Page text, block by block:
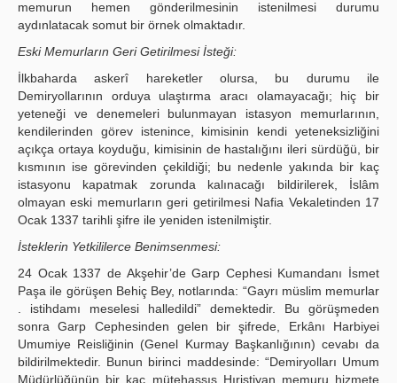
memurun hemen gönderilmesinin istenilmesi durumu
aydınlatacak somut bir örnek olmaktadır.
Eski Memurların Geri Getirilmesi İsteği:
İlkbaharda askerî hareketler olursa, bu durumu ile
Demiryollarının orduya ulaştırma aracı olamayacağı; hiç bir
yeteneği ve denemeleri bulunmayan istasyon memurlarının,
kendilerinden görev istenince, kimisinin kendi yeteneksizliğini
açıkça ortaya koyduğu, kimisinin de hastalığını ileri sürdüğü, bir
kısmının ise görevinden çekildiği; bu nedenle yakında bir kaç
istasyonu kapatmak zorunda kalınacağı bildirilerek, İslâm
olmayan eski memurların geri getirilmesi Nafia Vekaletinden 17
Ocak 1337 tarihli şifre ile yeniden istenilmiştir.
İsteklerin Yetkililerce Benimsenmesi:
24 Ocak 1337 de Akşehir’de Garp Cephesi Kumandanı İsmet
Paşa ile görüşen Behiç Bey, notlarında: “Gayrı müslim memurlar
. istihdamı meselesi halledildi” demektedir. Bu görüşmeden
sonra Garp Cephesinden gelen bir şifrede, Erkânı Harbiyei
Umumiye Reisliğinin (Genel Kurmay Başkanlığının) cevabı da
bildirilmektedir. Bunun birinci maddesinde: “Demiryolları Umum
Müdürlüğünün bir kaç mütehassıs Hıristiyan memuru hizmete